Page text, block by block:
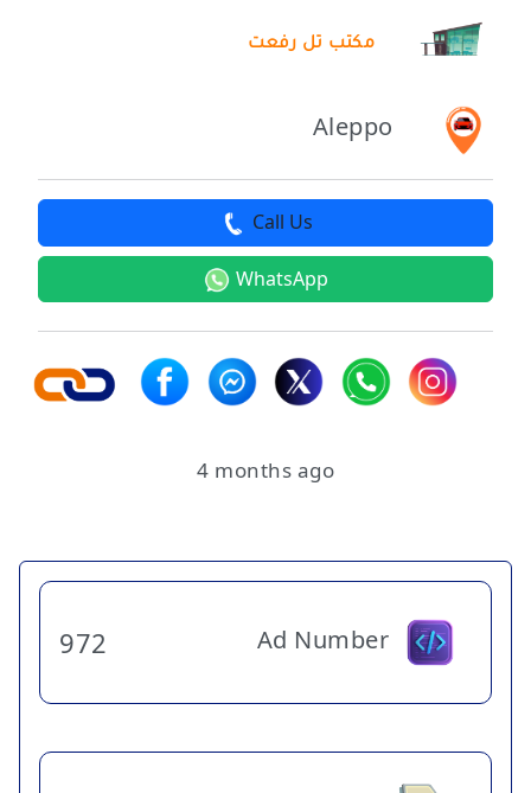
مكتب تل رفعت
Aleppo
Call Us
WhatsApp
4 months ago
Ad Number
972